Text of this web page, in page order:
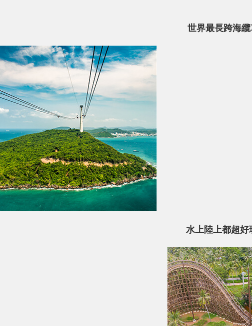
世界最長跨海
水上陸上都超好